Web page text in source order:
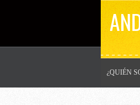
¿QUIÉN